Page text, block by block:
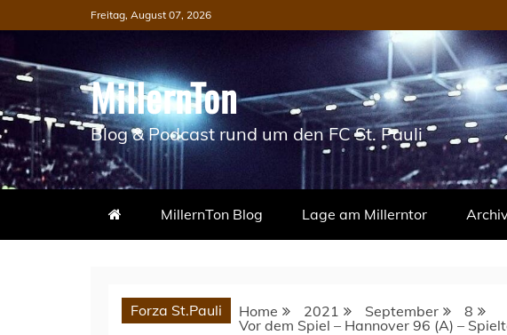
to
content
Freitag, August 07, 2026
MillernTon
Blog & Podcast rund um den FC St. Pauli
MillernTon Blog Lage am Millerntor
Forza St.Pauli Home 2021 September
8
Vor dem Spiel – Hannover 96 (A) –